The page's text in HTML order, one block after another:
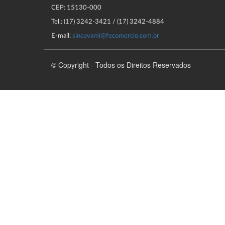
CEP: 15130-000
Tel.: (17) 3242-3421 / (17) 3242-4884
E-mail: sincovami@fecomercio.com.br
© Copyright - Todos os Direitos Reservados